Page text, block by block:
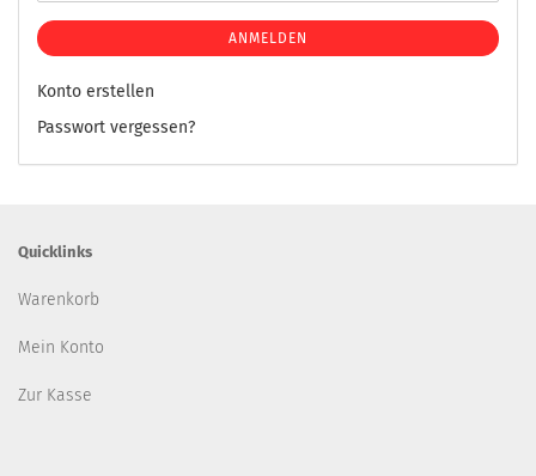
ANMELDEN
Konto erstellen
Passwort vergessen?
Quicklinks
Warenkorb
Mein Konto
Zur Kasse